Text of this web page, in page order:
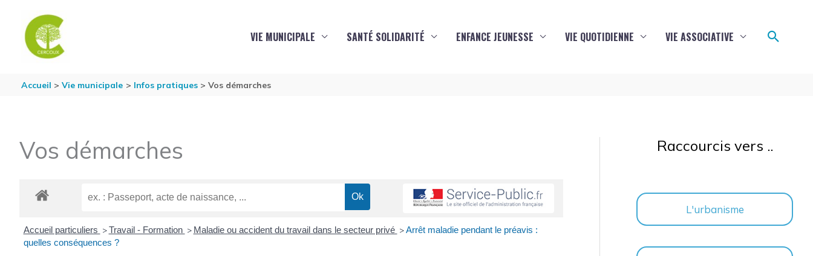
VIE MUNICIPALE SANTÉ SOLIDARITÉ ENFANCE JEUNESSE VIE QUOTIDIENNE VIE ASSOCIATIVE
Accueil Vie municipale Infos pratiques Vos démarches
Vos démarches
Accueil particuliers > Travail - Formation > Maladie ou accident du travail dans le secteur privé > Arrêt maladie pendant le préavis :
quelles conséquences ?
Raccourcis vers ..
L'urbanisme